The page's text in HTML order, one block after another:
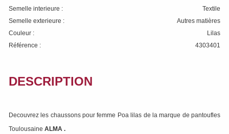
Semelle interieure :
Textile
Semelle exterieure :
Autres matières
Couleur :
Lilas
Référence :
4303401
DESCRIPTION
Decouvrez les chaussons pour femme Poa lilas de la marque de pantoufles
Toulousaine ALMA .